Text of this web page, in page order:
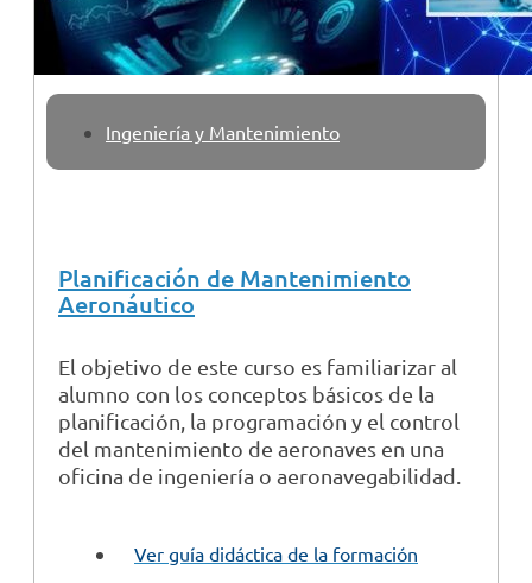
Ingeniería y Mantenimiento
Planificación de Mantenimiento
Aeronáutico
El objetivo de este curso es familiarizar al
alumno con los conceptos básicos de la
planificación, la programación y el control
del mantenimiento de aeronaves en una
oficina de ingeniería o aeronavegabilidad.
Ver guía didáctica de la formación